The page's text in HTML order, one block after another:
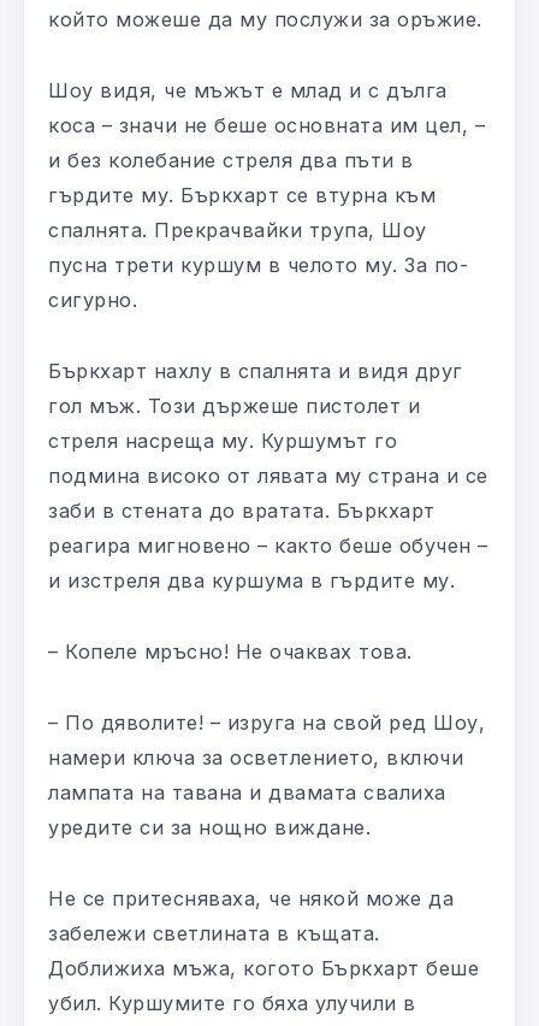
който можеше да му послужи за оръжие.
Шоу видя, че мъжът е млад и с дълга
коса – значи не беше основната им цел, –
и без колебание стреля два пъти в
гърдите му. Бъркхарт се втурна към
спалнята. Прекрачвайки трупа, Шоу
пусна трети куршум в челото му. За по-
сигурно.
Бъркхарт нахлу в спалнята и видя друг
гол мъж. Този държеше пистолет и
стреля насреща му. Куршумът го
подмина високо от лявата му страна и се
заби в стената до вратата. Бъркхарт
реагира мигновено – както беше обучен –
и изстреля два куршума в гърдите му.
– Копеле мръсно! Не очаквах това.
– По дяволите! – изруга на свой ред Шоу,
намери ключа за осветлението, включи
лампата на тавана и двамата свалиха
уредите си за нощно виждане.
Не се притесняваха, че някой може да
забележи светлината в къщата.
Доближиха мъжа, когото Бъркхарт беше
убил. Куршумите го бяха улучили в